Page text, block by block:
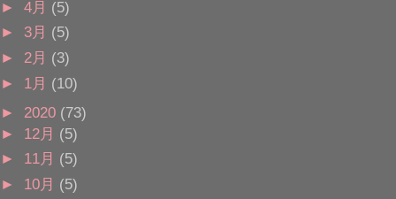
► 4月 (5)
► 3月 (5)
► 2月 (3)
► 1月 (10)
► 2020 (73)
► 12月 (5)
► 11月 (5)
► 10月 (5)